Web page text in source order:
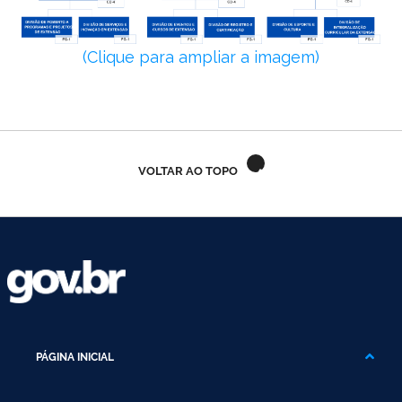
Ministério do Trabalho
Ministério do Desenvolvimento Social
Ministério da Ciência, Tecnologia, Inovações e Comunicações
Ministério do Esporte
(Clique para ampliar a imagem)
VOLTAR AO TOPO
PÁGINA INICIAL